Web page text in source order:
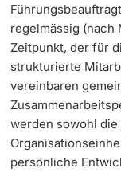
regelmässig (nach
Zeitpunkt, der für
strukturierte
vereinbaren
werden sowohl
persönliche